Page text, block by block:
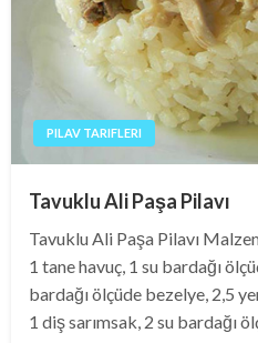
PILAV TARIFLERI
Tavuklu Ali Paşa Pilavı
Tavuklu Ali Paşa Pilavı
1 tane havuç, 1 su bardağı
bardağı ölçüde bezelye, 2,5
1 diş sarımsak, 2 su bardağı